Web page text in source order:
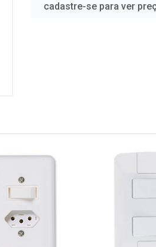
cadastre-se para ver